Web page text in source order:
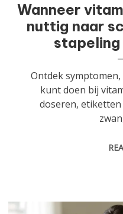
Wanneer
nuttig naar
Ontdek
kunt doen bij
doseren, etiketten